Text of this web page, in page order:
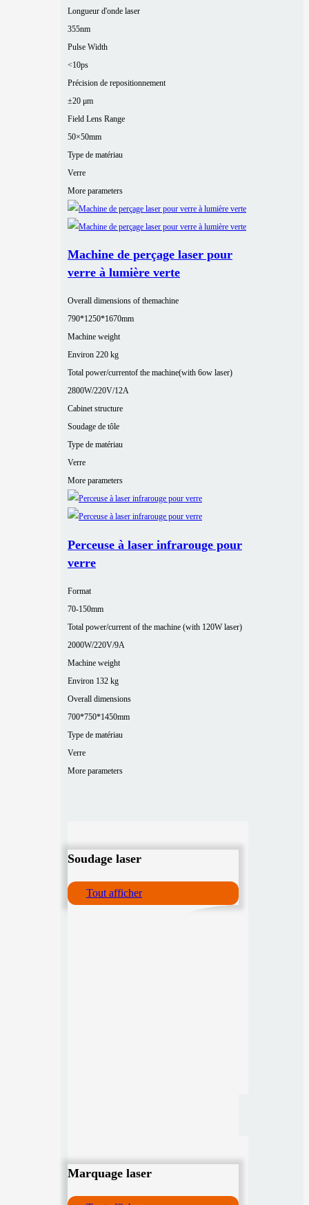
Longueur d'onde laser
355nm
Pulse Width
<10ps
Précision de repositionnement
±20 μm
Field Lens Range
50×50mm
Type de matériau
Verre
More parameters
Machine de perçage laser pour
verre à lumière verte
Overall dimensions of themachine
790*1250*1670mm
Machine weight
Environ 220 kg
Total power/currentof the machine(with 6ow laser)
2800W/220V/12A
Cabinet structure
Soudage de tôle
Type de matériau
Verre
More parameters
Perceuse à laser infrarouge pour
verre
Format
70-150mm
Total power/current of the machine (with 120W laser)
2000W/220V/9A
Machine weight
Environ 132 kg
Overall dimensions
700*750*1450mm
Type de matériau
Verre
More parameters
Soudage laser
Tout afficher
Marquage laser